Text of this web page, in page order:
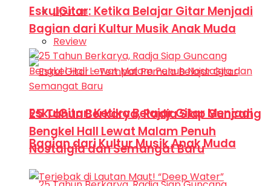
Liputan
Review
EskulGitar: Ketika Belajar Gitar Menjadi
Bagian dari Kultur Musik Anak Muda
EskulGitar: Ketika Belajar Gitar Menjadi
Bagian dari Kultur Musik Anak Muda
25 Tahun Berkarya, Radja Siap Guncang
Bengkel Hall Lewat Malam Penuh
Nostalgia dan Semangat Baru